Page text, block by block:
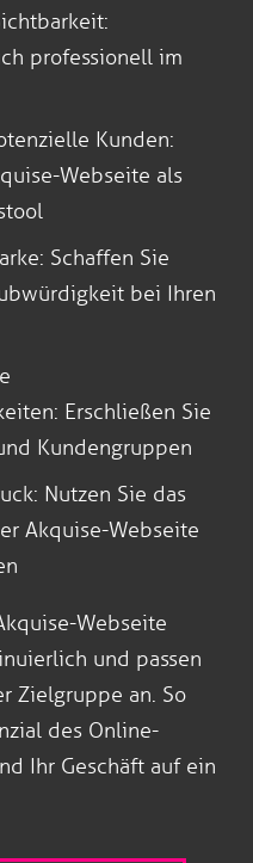
professionell im
Kunden:
Webseite als
Schaffen Sie
bei Ihren
Erschließen Sie
Kundengruppen
Nutzen Sie das
Akquise-Webseite
Webseite
und passen
Zielgruppe an. So
des Online-
Ihr Geschäft auf ein